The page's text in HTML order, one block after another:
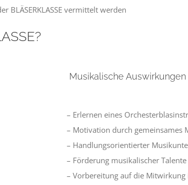
BLÄSERKLASSE vermittelt werden
Musikalische Auswirkungen
– Erlernen eines
– Motivation durch gemeinsames
– Handlungsorientierter
– Förderung musikalischer Talente
– Vorbereitung auf die Mitwirkung